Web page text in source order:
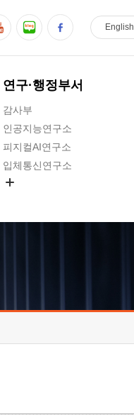
연구·행정부서
감사부
인공지능연구소
피지컬AI연구소
입체통신연구소
호남권연구본부
기획본부
English